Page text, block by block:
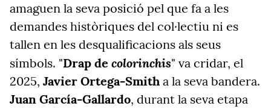
amaguen la seva posició pel que fa a les
demandes històriques del col·lectiu ni es
tallen en les desqualificacions als seus
símbols. "Drap de colorinchis" va cridar, el
2025, Javier Ortega-Smith a la seva bandera.
Juan García-Gallardo, durant la seva etapa